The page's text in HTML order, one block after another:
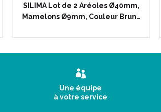
SILIMA Lot de 2 Aréoles Ø40mm,
Mamelons Ø9mm, Couleur Brun…
Une équipe
à votre service